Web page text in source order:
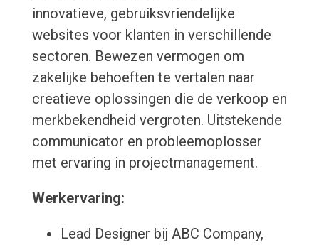
innovatieve, gebruiksvriendelijke
websites voor klanten in verschillende
sectoren. Bewezen vermogen om
zakelijke behoeften te vertalen naar
creatieve oplossingen die de verkoop en
merkbekendheid vergroten. Uitstekende
communicator en probleemoplosser
met ervaring in projectmanagement.
Werkervaring:
Lead Designer bij ABC Company,